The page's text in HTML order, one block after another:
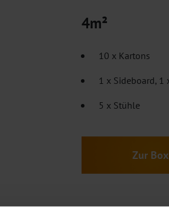
4m²
10 x Kartons
1 x Sideboard, 1
5 x Stühle
Zur